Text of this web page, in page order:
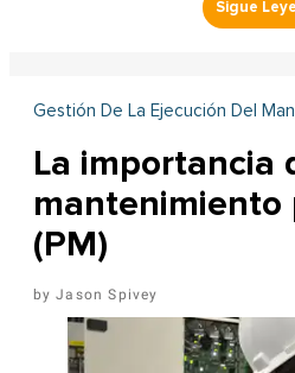
Gestión De La Ejecución Del
La importancia
mantenimiento
(PM)
Jason Spivey